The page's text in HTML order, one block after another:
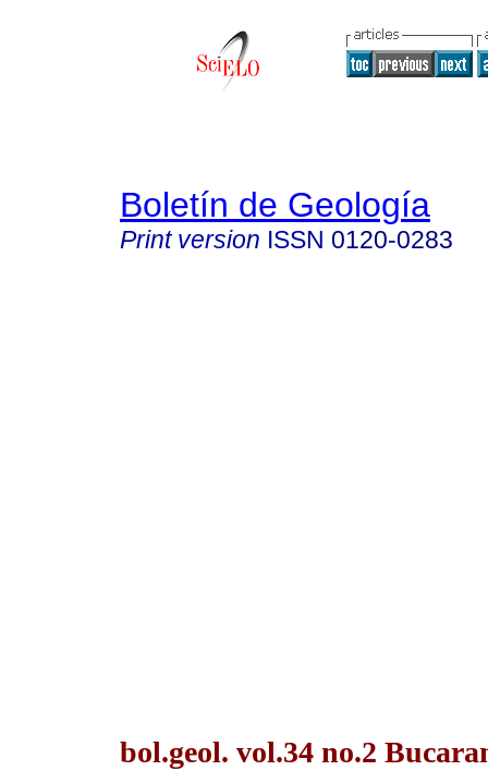
Boletín de Geología
Print version ISSN 0120-0283
bol.geol. vol.34 no.2